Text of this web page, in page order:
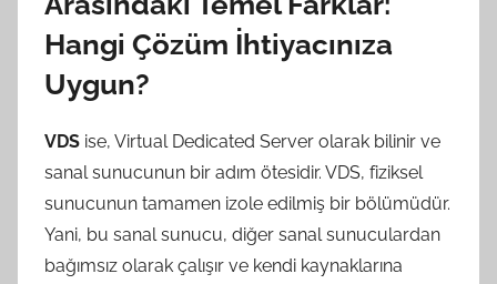
Hangi Çözüm İhtiyacınıza
Uygun?
VDS ise, Virtual Dedicated Server olarak bilinir ve
sanal sunucunun bir adım ötesidir. VDS, fiziksel
sunucunun tamamen izole edilmiş bir bölümüdür.
Yani, bu sanal sunucu, diğer sanal sunuculardan
bağımsız olarak çalışır ve kendi kaynaklarına